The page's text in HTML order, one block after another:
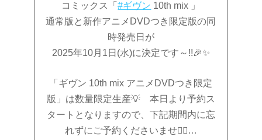
コミックス「#ギヴン 10th mix 」
通常版と新作アニメDVDつき限定版の同
時発売日が
2025年10月1日(水)に決定です～!!🎉✨
「ギヴン 10th mix アニメDVDつき限定
版」は数量限定生産💡 本日より予約ス
タートとなりますので、下記期間内に忘
れずにご予約くださいませ🙇‍♀️…